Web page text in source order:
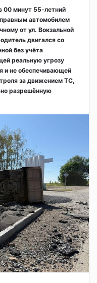
00 минут 55-летний
автомобилем
от ул. Вокзальной
двигался со
без учёта
реальную угрозу
и не обеспечивающей
за движением ТС,
разрешённую